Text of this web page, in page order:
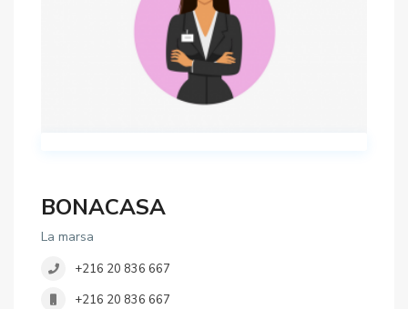
BONACASA
La marsa
+216 20 836 667
+216 20 836 667